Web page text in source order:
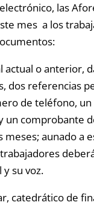
las
mes a los
actual o anterior,
dos referencias
de teléfono,
un comprobante
meses; aunado a
y su voz.
catedrático de